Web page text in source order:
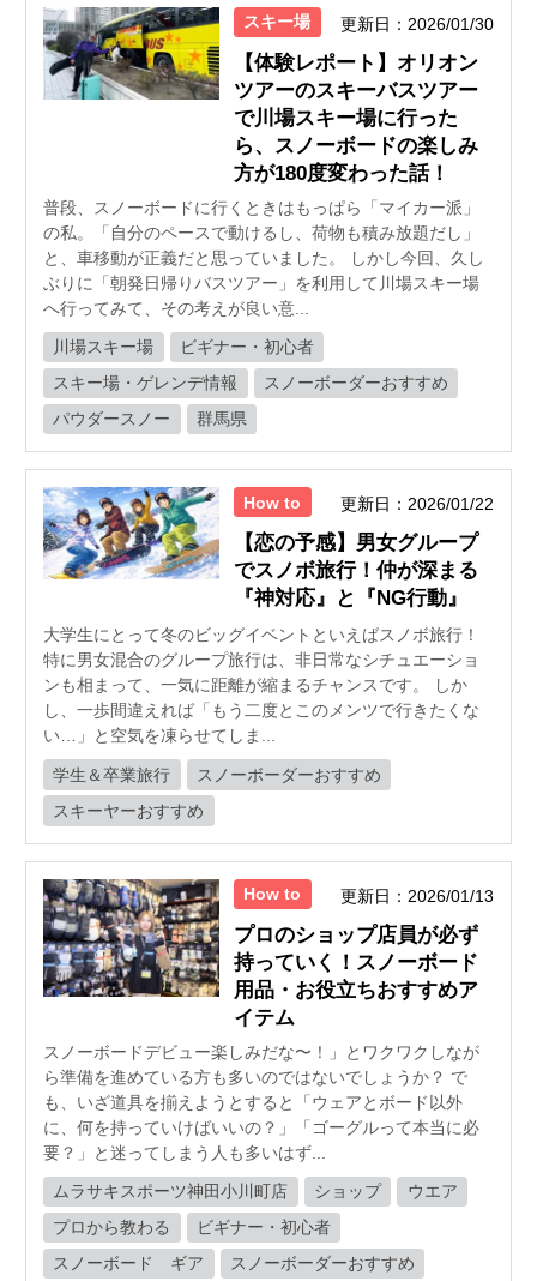
スキー場 更新日：2026/01/30
【体験レポート】オリオン
ツアーのスキーバスツアー
で川場スキー場に行った
ら、スノーボードの楽しみ
方が180度変わった話！
普段、スノーボードに行くときはもっぱら「マイカー派」
の私。「自分のペースで動けるし、荷物も積み放題だし」
と、車移動が正義だと思っていました。 しかし今回、久し
ぶりに「朝発日帰りバスツアー」を利用して川場スキー場
へ行ってみて、その考えが良い意...
川場スキー場
ビギナー・初心者
スキー場・ゲレンデ情報
スノーボーダーおすすめ
パウダースノー
群馬県
How to 更新日：2026/01/22
【恋の予感】男女グループ
でスノボ旅行！仲が深まる
『神対応』と『NG行動』
大学生にとって冬のビッグイベントといえばスノボ旅行！
特に男女混合のグループ旅行は、非日常なシチュエーショ
ンも相まって、一気に距離が縮まるチャンスです。 しか
し、一歩間違えれば「もう二度とこのメンツで行きたくな
い…」と空気を凍らせてしま...
学生＆卒業旅行
スノーボーダーおすすめ
スキーヤーおすすめ
How to 更新日：2026/01/13
プロのショップ店員が必ず
持っていく！スノーボード
用品・お役立ちおすすめア
イテム
スノーボードデビュー楽しみだな〜！」とワクワクしなが
ら準備を進めている方も多いのではないでしょうか？ で
も、いざ道具を揃えようとすると「ウェアとボード以外
に、何を持っていけばいいの？」「ゴーグルって本当に必
要？」と迷ってしまう人も多いはず...
ムラサキスポーツ神田小川町店 ショップ
ウエア
プロから教わる
ビギナー・初心者
スノーボード ギア
スノーボーダーおすすめ